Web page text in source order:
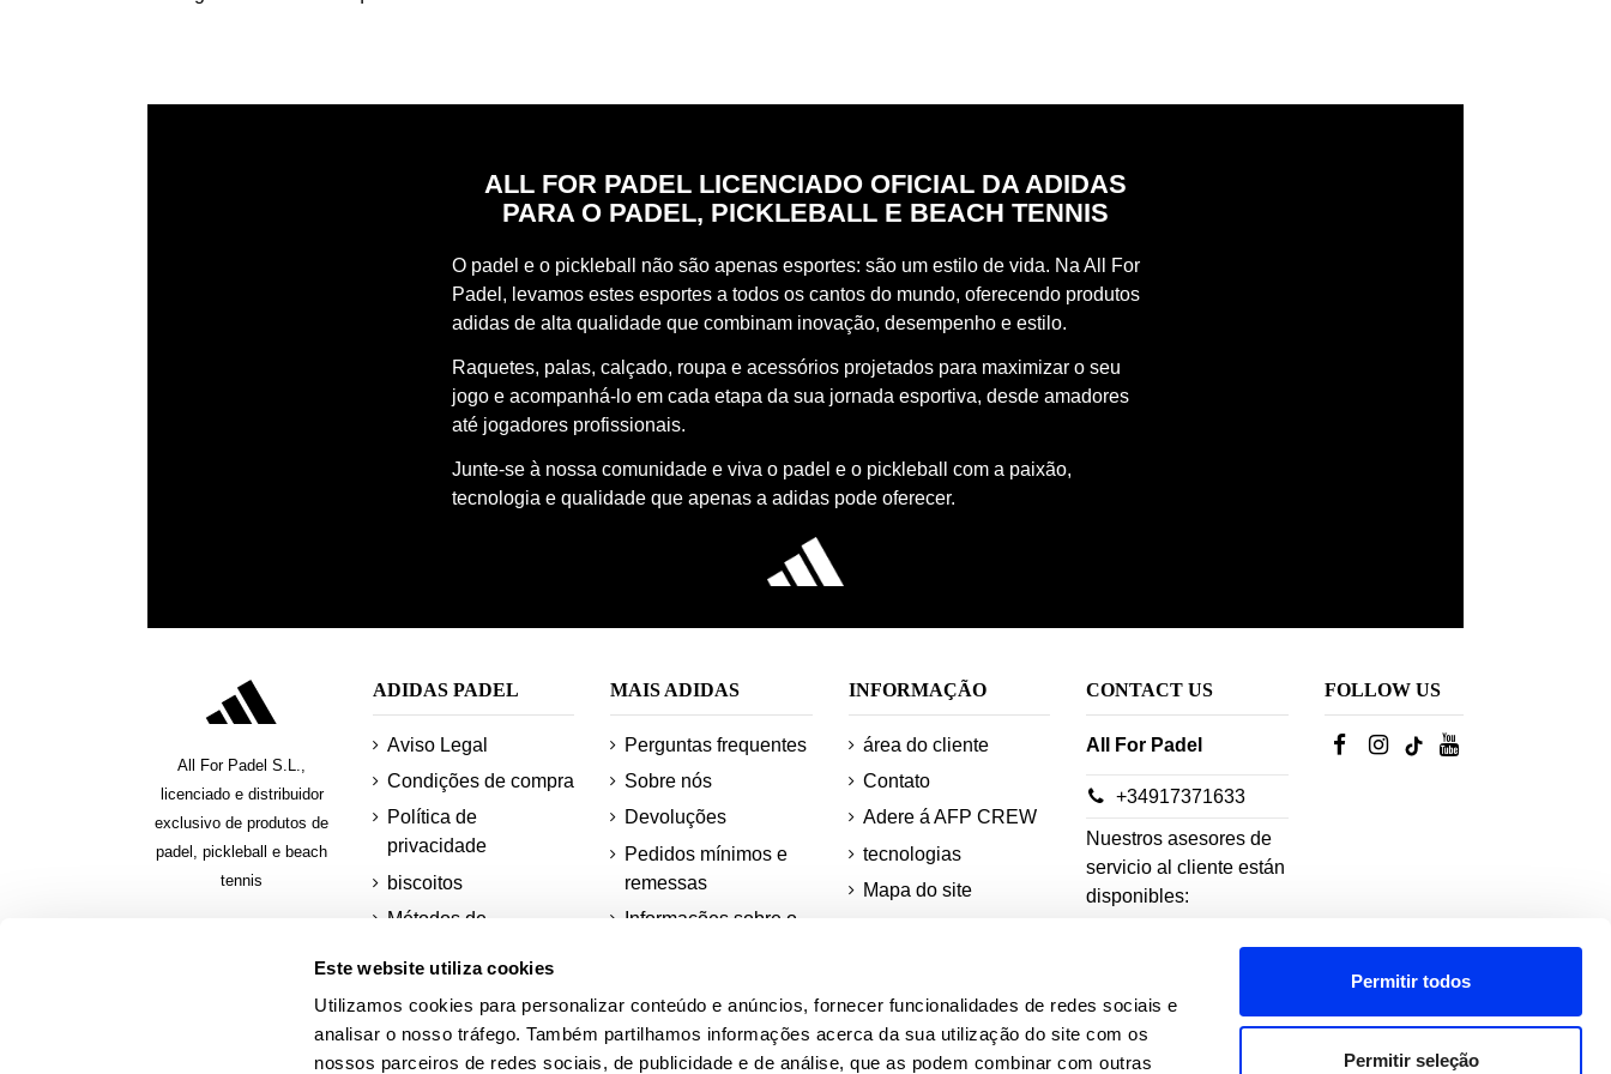
Este website utiliza cookies
Utilizamos cookies para personalizar conteúdo e anúncios, fornecer funcionalidades de redes sociais e
analisar o nosso tráfego. Também partilhamos informações acerca da sua utilização do site com os
nossos parceiros de redes sociais, de publicidade e de análise, que as podem combinar com outras
Permitir todos
Permitir seleção
ALL FOR PADEL LICENCIADO OFICIAL DA ADIDAS
PARA O PADEL, PICKLEBALL E BEACH TENNIS
O padel e o pickleball não são apenas esportes: são um estilo de vida. Na All For
Padel, levamos estes esportes a todos os cantos do mundo, oferecendo produtos
adidas de alta qualidade que combinam inovação, desempenho e estilo.
Raquetes, palas, calçado, roupa e acessórios projetados para maximizar o seu
jogo e acompanhá-lo em cada etapa da sua jornada esportiva, desde amadores
até jogadores profissionais.
Junte-se à nossa comunidade e viva o padel e o pickleball com a paixão,
tecnologia e qualidade que apenas a adidas pode oferecer.
All For Padel S.L.,
licenciado e distribuidor
exclusivo de produtos de
padel, pickleball e beach
tennis
ADIDAS PADEL
Aviso Legal
Condições de compra
Política de
privacidade
biscoitos
Métodos de
Solicitar uma fatura
MAIS ADIDAS
Perguntas frequentes
Sobre nós
Devoluções
Pedidos mínimos e
remessas
Informações sobre o
Quadras Adidas
INFORMAÇÃO
área do cliente
Contato
Adere á AFP CREW
tecnologias
Mapa do site
CONTACT US
All For Padel
+34917371633
Nuestros asesores de
servicio al cliente están
disponibles:
FOLLOW US